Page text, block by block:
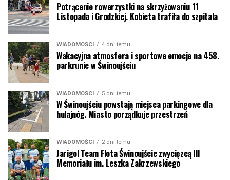
Potrącenie rowerzystki na skrzyżowaniu 11
Listopada i Grodzkiej. Kobieta trafiła do szpitala
WIADOMOŚCI 4 dni temu
Wakacyjna atmosfera i sportowe emocje na 458.
parkrunie w Świnoujściu
WIADOMOŚCI 5 dni temu
W Świnoujściu powstają miejsca parkingowe dla
hulajnóg. Miasto porządkuje przestrzeń
WIADOMOŚCI 2 dni temu
Jarigol Team Flota Świnoujście zwycięzcą III
Memoriału im. Leszka Zakrzewskiego